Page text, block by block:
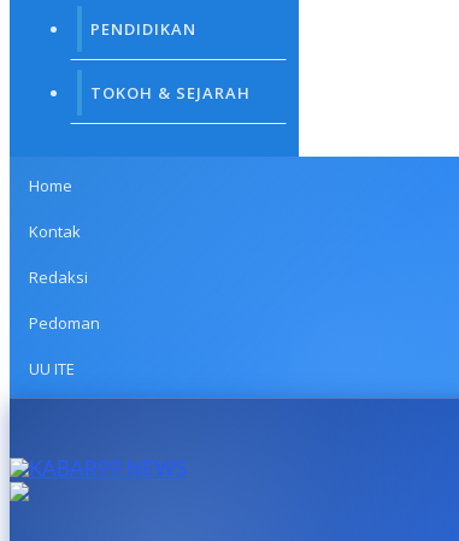
PENDIDIKAN
TOKOH & SEJARAH
Home
Kontak
Redaksi
Pedoman
UU ITE